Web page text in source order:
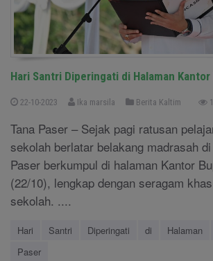
Hari Santri Diperingati di Halaman
22-10-2023 Ika marsila Berita Kaltim
Tana Paser – Sejak pagi ratusan
sekolah berlatar belakang madrasah
Paser berkumpul di halaman Kantor
(22/10), lengkap dengan seragam
sekolah. ....
Hari Santri Diperingati di Halaman
Paser